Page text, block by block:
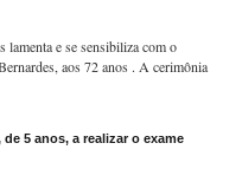
lamenta e se sensibiliza com o
aos 72 anos . A cerimônia
5 anos, a realizar o exame